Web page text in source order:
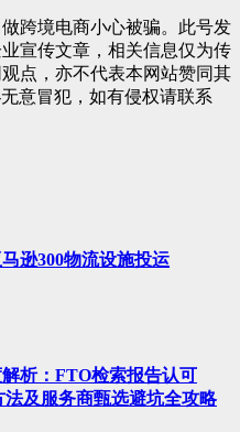
跨境电商小心被骗。此号发
宣传文章，相关信息仅为传
点，亦不代表本网站赞同其
意冒犯，如有侵权请联系
逊300物流设施投运
析：FTO检索报告认可
及服务商甄选避坑全攻略